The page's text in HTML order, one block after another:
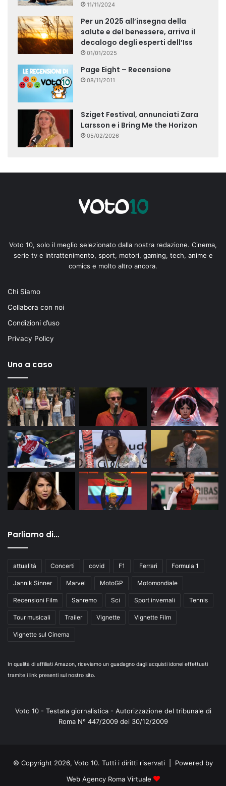
11/11/2024
Per un 2025 all’insegna della
salute e del benessere, arriva il
decalogo degli esperti dell’Iss
01/01/2025
Page Eight – Recensione
08/11/2011
Sziget Festival, annunciati Zara
Larsson e i Bring Me the Horizon
05/02/2026
Voto 10, solo il meglio selezionato dalla nostra redazione. Cinema,
serie tv e intrattenimento, sport, motori, gaming, tech, anime e
comics e molto altro ancora.
Chi Siamo
Collabora con noi
Condizioni d’uso
Privacy Policy
Uno a caso
Parliamo di…
attualità Concerti covid F1 Ferrari Formula 1
Jannik Sinner Marvel MotoGP Motomondiale
Recensioni Film Sanremo Sci Sport invernali Tennis
Tour musicali Trailer Vignette Vignette Film
Vignette sul Cinema
In qualità di affiliati Amazon, riceviamo un guadagno dagli acquisti idonei effettuati
tramite i link presenti sul nostro sito.
Voto 10 - Testata giornalistica - Autorizzazione del tribunale di
Roma N° 447/2009 del 30/12/2009
© Copyright 2026, Voto 10. Tutti i diritti riservati | Powered by
Web Agency Roma Virtuale